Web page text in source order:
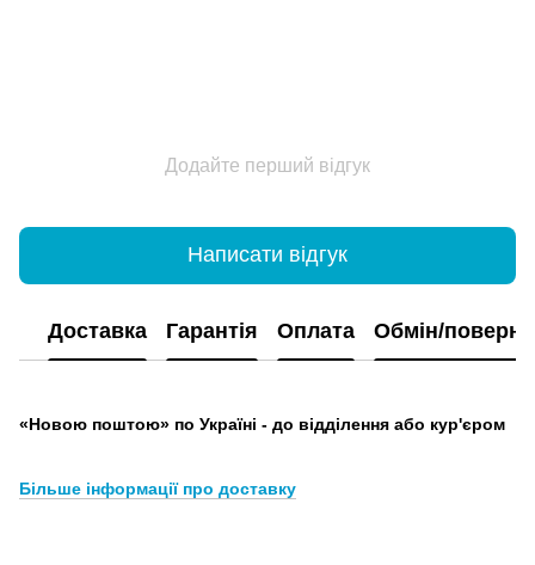
Додайте перший відгук
Написати відгук
Доставка Гарантія Оплата Обмін/
«Новою поштою» по Україні - до відділення або кур'єром
Більше інформації про доставку